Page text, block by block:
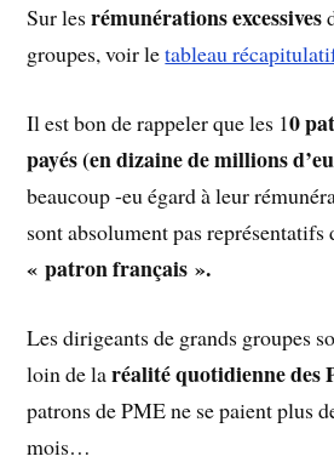
Sur lesrémunérations excessives
groupes, voir letableau
Il est bon de rappeler que les 10
payés (en dizaine de millions
beaucoup -eu égard à leur
sont absolument pas représentatifs
« patron français ».
Les dirigeants de grands groupes
loin de laréalité quotidienne des
patrons de PME ne se paient plus
mois…